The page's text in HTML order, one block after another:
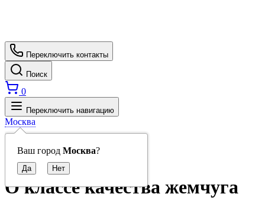
Переключить контакты
Поиск
0
Переключить навигацию
Москва
Ваш город Москва?
Главная
ACCESSORIES
О классе качества жемчуга